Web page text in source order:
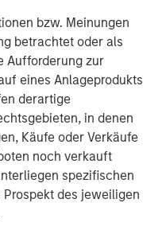
bzw. Meinungen
betrachtet oder als
Aufforderung zur
eines Anlageprodukts
derartige
in denen
Käufe oder Verkäufe
noch verkauft
spezifischen
des jeweiligen
through active asset
about Morgan
please visit
.
over 500,000
provides high quality
to the operating room.
physicians trust
exceptional care